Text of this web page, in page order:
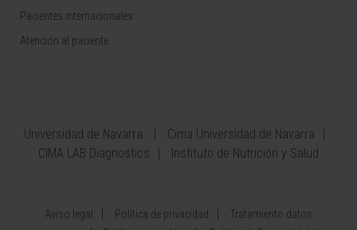
Pacientes internacionales
Atención al paciente
Universidad de Navarra
Cima Universidad de Navarra
CIMA LAB Diagnostics
Instituto de Nutrición y Salud
Aviso legal Política de privacidad
Tratamiento datos